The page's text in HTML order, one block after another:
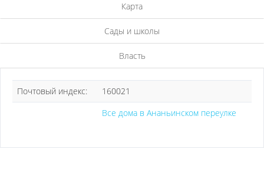
Карта
Сады и школы
Власть
Почтовый индекс:
160021
Все дома в Ананьинском переулке